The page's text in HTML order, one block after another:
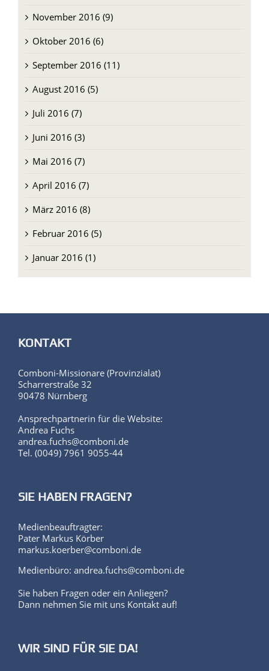
November 2016 (9)
Oktober 2016 (6)
September 2016 (11)
August 2016 (5)
Juli 2016 (7)
Juni 2016 (3)
Mai 2016 (7)
April 2016 (7)
März 2016 (8)
Februar 2016 (5)
Januar 2016 (1)
KONTAKT
Comboni-Missionare (Provinzialat)
Scharrerstraße 32
90478 Nürnberg
Ansprechpartnerin für die Website:
Andrea Fuchs
andrea.fuchs@comboni.de
Tel. (0049) 7961 9055-44
SIE HABEN FRAGEN?
Medienbeauftragter:
Pater Markus Körber
markus.koerber@comboni.de
Medienbüro: andrea.fuchs@comboni.de
Sie haben Fragen oder ein Anliegen?
Dann nehmen Sie mit uns Kontakt auf!
WIR SIND FÜR SIE DA!